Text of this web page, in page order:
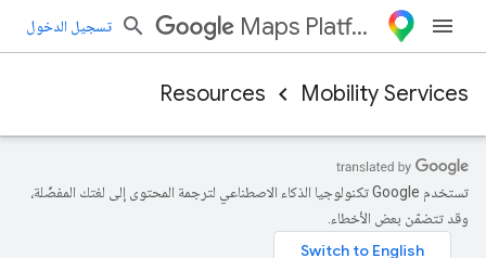
Maps Platform تسجيل الدخول
Mobility Services
Resources
تستخدم Google تكنولوجيا الذكاء الاصطناعي لترجمة المحتوى إلى لغتك المفضّلة،
وقد تتضمّن بعض الأخطاء.